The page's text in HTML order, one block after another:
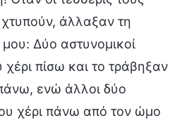
άλλαξαν τη
Δύο αστυνομικοί
πίσω και το τράβηξαν
ενώ άλλοι δύο
χέρι πάνω από τον ώμο